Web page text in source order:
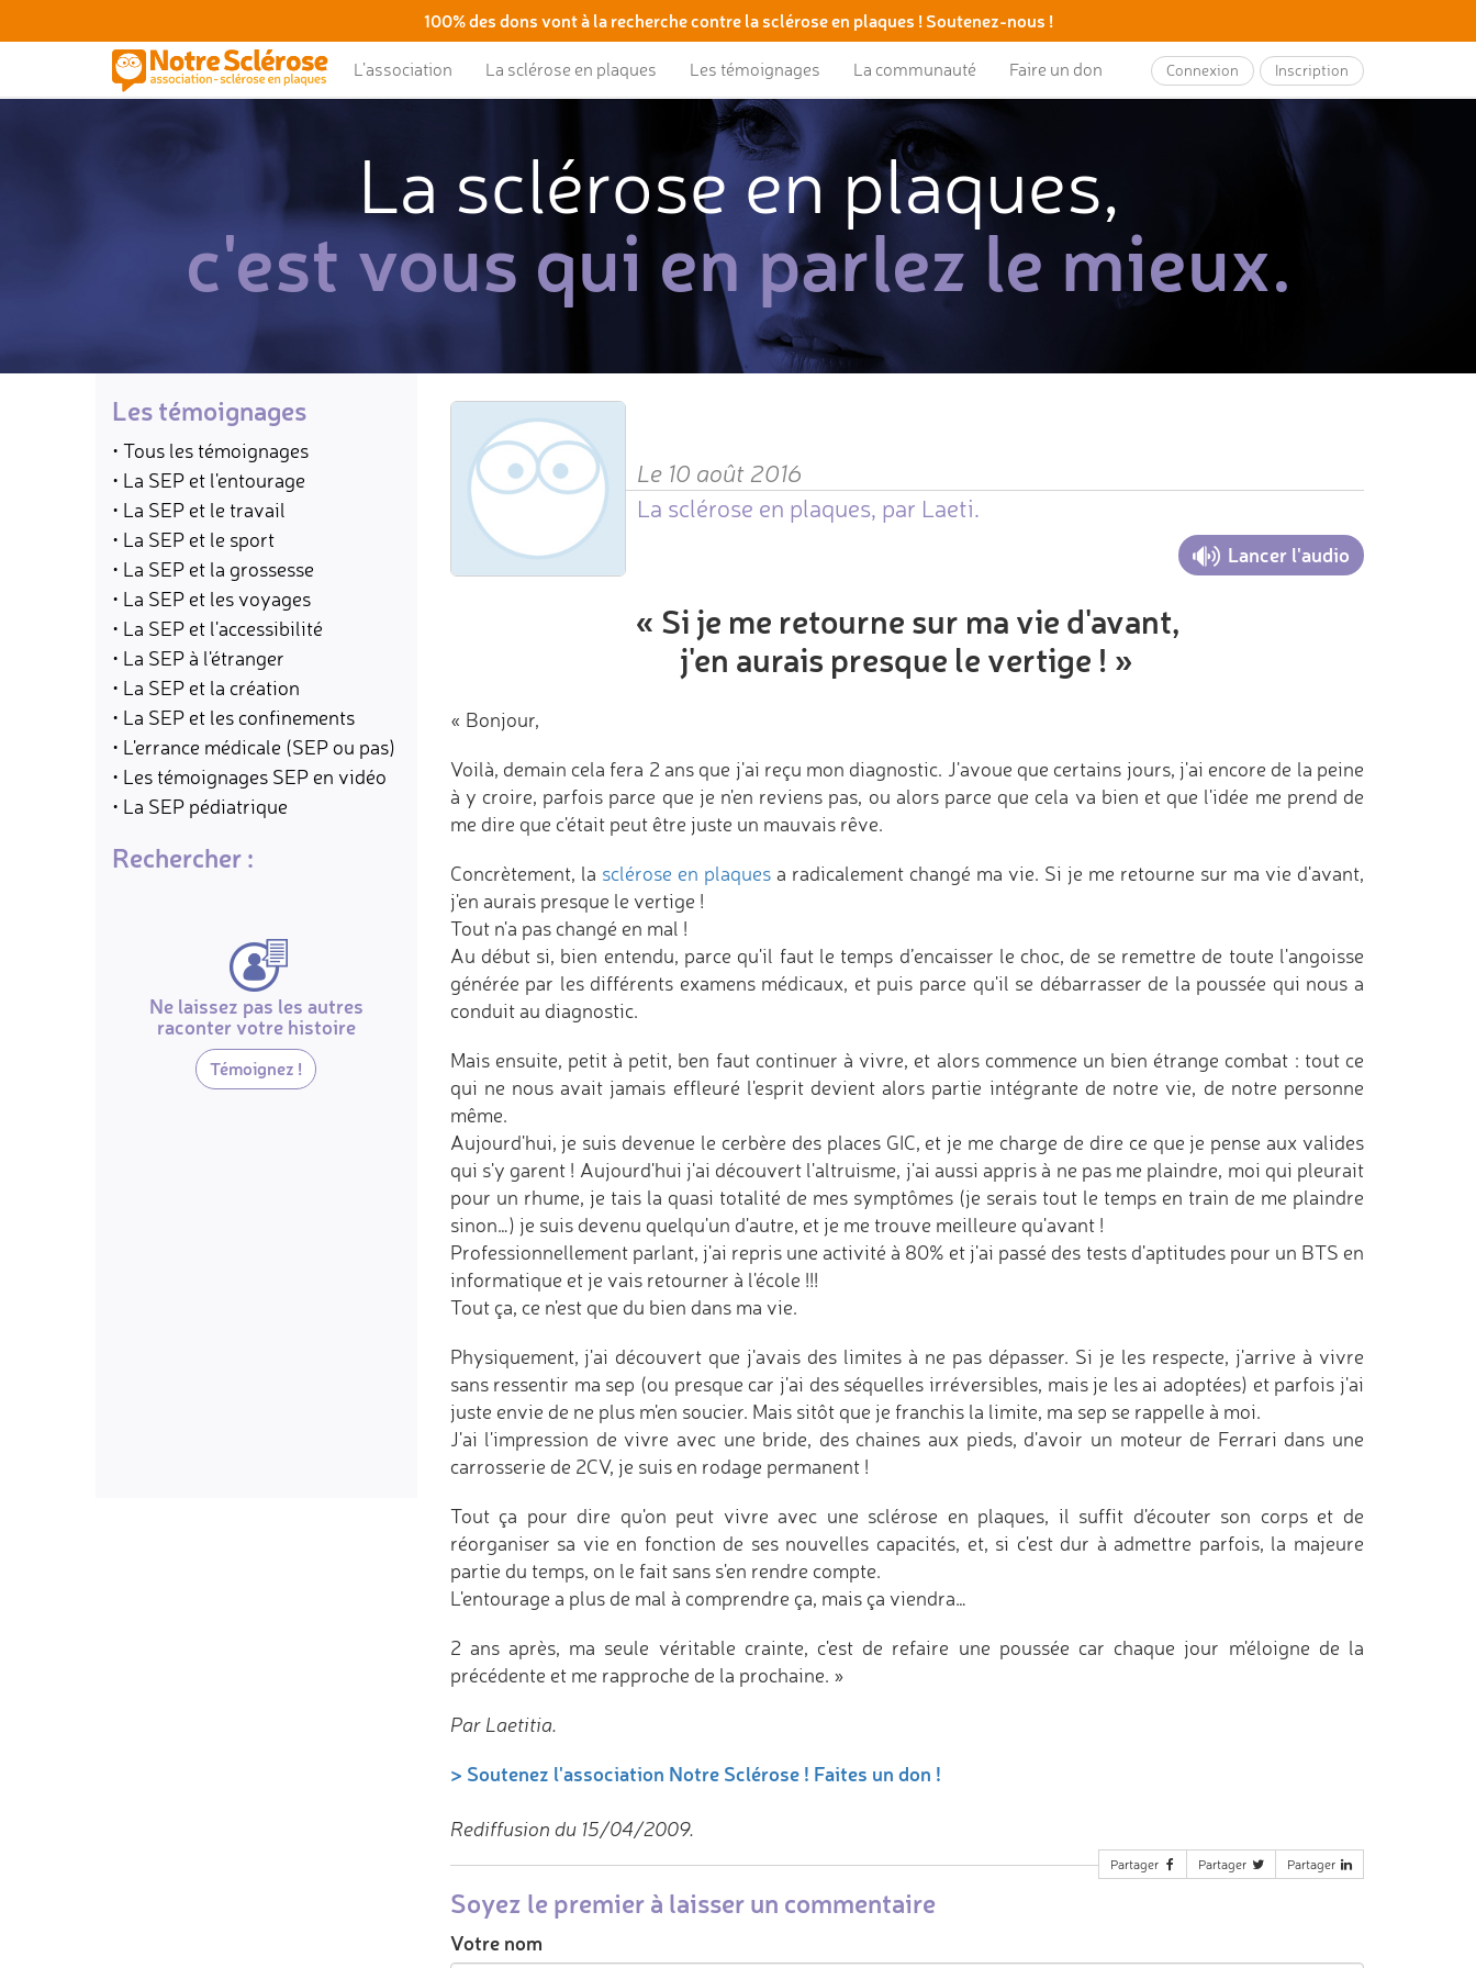
100% des dons vont à la recherche contre la sclérose en plaques ! Soutenez-nous !
L’association La sclérose en plaques Les témoignages La communauté Faire un don Connexion Inscription
La sclérose en plaques,
c'est vous qui en parlez le mieux.
Les témoignages
• Tous les témoignages
• La SEP et l'entourage
• La SEP et le travail
• La SEP et le sport
• La SEP et la grossesse
• La SEP et les voyages
• La SEP et l'accessibilité
• La SEP à l'étranger
• La SEP et la création
• La SEP et les confinements
• L'errance médicale (SEP ou pas)
• Les témoignages SEP en vidéo
• La SEP pédiatrique
Rechercher :
Ne laissez pas les autres
raconter votre histoire
Témoignez !
Le 10 août 2016
La sclérose en plaques, par Laeti.
Lancer l'audio
« Si je me retourne sur ma vie d'avant,
j'en aurais presque le vertige ! »
« Bonjour,
Voilà, demain cela fera 2 ans que j'ai reçu mon diagnostic. J'avoue que certains jours, j'ai encore de la peine
à y croire, parfois parce que je n'en reviens pas, ou alors parce que cela va bien et que l'idée me prend de
me dire que c'était peut être juste un mauvais rêve.
Concrètement, la sclérose en plaquesa radicalement changé ma vie. Si je me retourne sur ma vie d'avant,
j'en aurais presque le vertige !
Tout n'a pas changé en mal !
Au début si, bien entendu, parce qu'il faut le temps d’encaisser le choc, de se remettre de toute l'angoisse
générée par les différents examens médicaux, et puis parce qu'il se débarrasser de la poussée qui nous a
conduit au diagnostic.
Mais ensuite, petit à petit, ben faut continuer à vivre, et alors commence un bien étrange combat : tout ce
qui ne nous avait jamais effleuré l'esprit devient alors partie intégrante de notre vie, de notre personne
même.
Aujourd'hui, je suis devenue le cerbère des places GIC, et je me charge de dire ce que je pense aux valides
qui s'y garent ! Aujourd'hui j'ai découvert l'altruisme, j'ai aussi appris à ne pas me plaindre, moi qui pleurait
pour un rhume, je tais la quasi totalité de mes symptômes (je serais tout le temps en train de me plaindre
sinon…) je suis devenu quelqu'un d'autre, et je me trouve meilleure qu'avant !
Professionnellement parlant, j'ai repris une activité à 80% et j'ai passé des tests d'aptitudes pour un BTS en
informatique et je vais retourner à l'école !!!
Tout ça, ce n'est que du bien dans ma vie.
Physiquement, j'ai découvert que j'avais des limites à ne pas dépasser. Si je les respecte, j'arrive à vivre
sans ressentir ma sep (ou presque car j'ai des séquelles irréversibles, mais je les ai adoptées) et parfois j'ai
juste envie de ne plus m'en soucier. Mais sitôt que je franchis la limite, ma sep se rappelle à moi.
J'ai l'impression de vivre avec une bride, des chaines aux pieds, d'avoir un moteur de Ferrari dans une
carrosserie de 2CV, je suis en rodage permanent !
Tout ça pour dire qu'on peut vivre avec une sclérose en plaques, il suffit d'écouter son corps et de
réorganiser sa vie en fonction de ses nouvelles capacités, et, si c'est dur à admettre parfois, la majeure
partie du temps, on le fait sans s'en rendre compte.
L'entourage a plus de mal à comprendre ça, mais ça viendra…
2 ans après, ma seule véritable crainte, c'est de refaire une poussée car chaque jour m'éloigne de la
précédente et me rapproche de la prochaine. »
Par Laetitia.
> Soutenez l'association Notre Sclérose ! Faites un don !
Rediffusion du 15/04/2009.
Partager Partager Partager
Soyez le premier à laisser un commentaire
Votre nom